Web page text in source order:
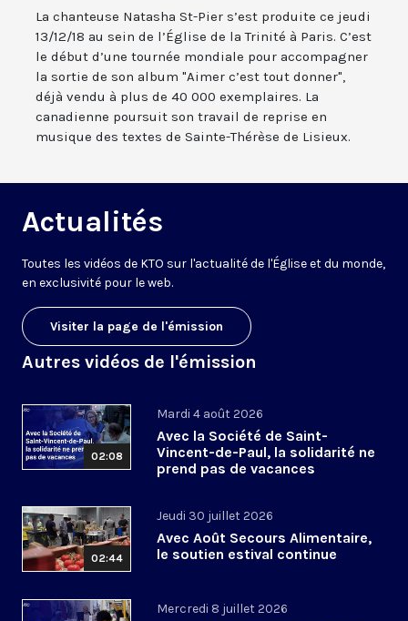
La chanteuse Natasha St-Pier s’est produite ce jeudi
13/12/18 au sein de l’Église de la Trinité à Paris. C’est
le début d’une tournée mondiale pour accompagner
la sortie de son album "Aimer c’est tout donner",
déjà vendu à plus de 40 000 exemplaires. La
canadienne poursuit son travail de reprise en
musique des textes de Sainte-Thérèse de Lisieux.
Actualités
Toutes les vidéos de KTO sur l'actualité de l'Église et du monde,
en exclusivité pour le web.
Visiter la page de l'émission
Autres vidéos de l'émission
02:08
Mardi 4 août 2026
Avec la Société de Saint-
Vincent-de-Paul, la solidarité ne
prend pas de vacances
02:44
Jeudi 30 juillet 2026
Avec Août Secours Alimentaire,
le soutien estival continue
Mercredi 8 juillet 2026